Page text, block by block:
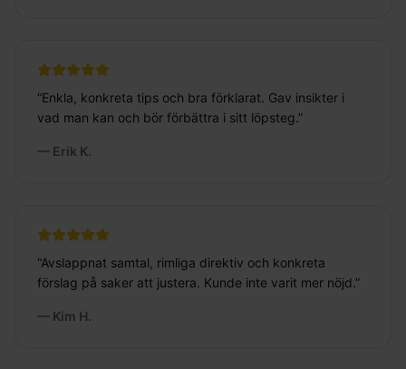
“Enkla, konkreta tips och bra förklarat. Gav insikter i
vad man kan och bör förbättra i sitt löpsteg.”
— Erik K.
“Avslappnat samtal, rimliga direktiv och konkreta
förslag på saker att justera. Kunde inte varit mer nöjd.”
— Kim H.